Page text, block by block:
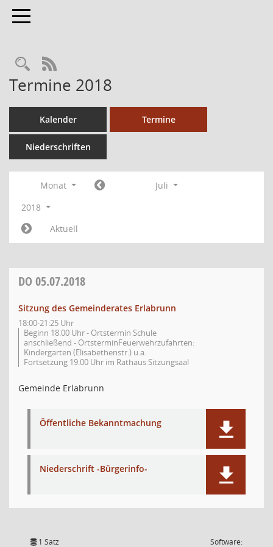
Toggle navigation
RSS-Feed
Termine 2018
Kalender Termine
Niederschriften
Monat
Juli
2018
Aktuell
DO 05.07.2018
Sitzung des Gemeinderates Erlabrunn
18:00-21:25 Uhr
Beginn 18.00 Uhr - Ortstermin Schule
anschließend - OrtsterminFeuerwehrzufahrten:
Kindergarten (Elisabethenstr.) u.a.
Fortsetzung 19.00 Uhr im Rathaus Sitzungsaal
Gemeinde Erlabrunn
Öffentliche Bekanntmachung
Niederschrift -Bürgerinfo-
1 Satz Software: